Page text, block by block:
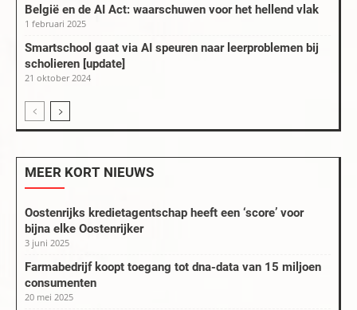
België en de AI Act: waarschuwen voor het hellend vlak
1 februari 2025
Smartschool gaat via AI speuren naar leerproblemen bij
scholieren [update]
21 oktober 2024
MEER KORT NIEUWS
Oostenrijks kredietagentschap heeft een ‘score’ voor
bijna elke Oostenrijker
3 juni 2025
Farmabedrijf koopt toegang tot dna-data van 15 miljoen
consumenten
20 mei 2025